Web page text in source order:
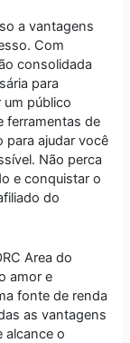
a vantagens
Com
consolidada
para
um público
ferramentas de
para ajudar você
Não perca
e conquistar o
do
Area do
amor e
fonte de renda
as vantagens
alcance o